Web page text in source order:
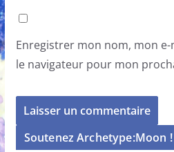
Enregistrer mon nom, mon
le navigateur pour mon
Soutenez Archetype:Moon !